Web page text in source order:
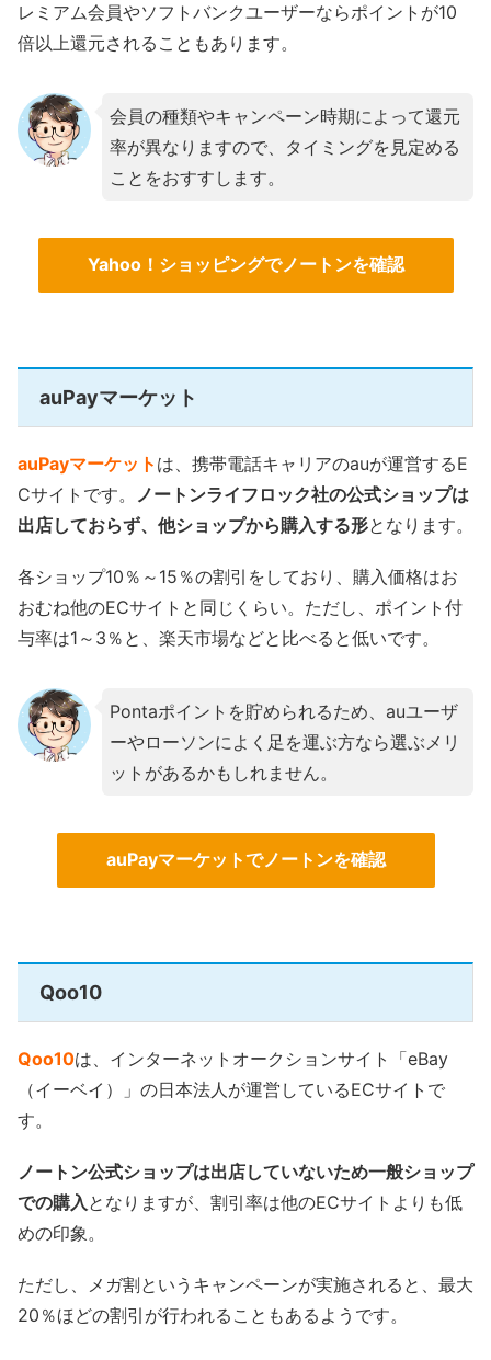
レミアム会員やソフトバンクユーザーならポイントが10
倍以上還元されることもあります。
会員の種類やキャンペーン時期によって還元
率が異なりますので、タイミングを見定める
ことをおすすします。
Yahoo！ショッピングでノートンを確認
auPayマーケット
auPayマーケット は、携帯電話キャリアのauが運営するE
Cサイトです。 ノートンライフロック社の公式ショップは
出店しておらず、他ショップから購入する形となります。
各ショップ10％～15％の割引をしており、購入価格はお
おむね他のECサイトと同じくらい。ただし、ポイント付
与率は1～3％と、楽天市場などと比べると低いです。
Pontaポイントを貯められるため、auユーザ
ーやローソンによく足を運ぶ方なら選ぶメリ
ットがあるかもしれません。
auPayマーケットでノートンを確認
Qoo10
Qoo10は、インターネットオークションサイト「eBay
（イーベイ）」の日本法人が運営しているECサイトで
す。
ノートン公式ショップは出店していないため一般ショップ
での購入となりますが、割引率は他のECサイトよりも低
めの印象。
ただし、メガ割というキャンペーンが実施されると、最大
20％ほどの割引が行われることもあるようです。